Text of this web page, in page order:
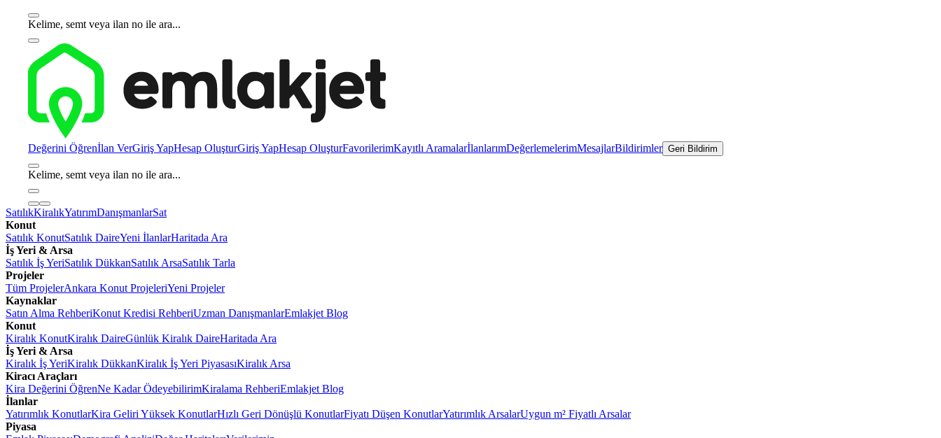
Kelime, semt veya ilan no ile ara...
Değerini Öğrenİlan VerGiriş YapHesap OluşturGiriş YapHesap OluşturFavorilerimKayıtlı AramalarİlanlarımDeğerlemelerimMesajlarBildirimler Geri Bildirim
Kelime, semt veya ilan no ile ara...
SatılıkKiralıkYatırımDanışmanlarSat
Konut
Satılık KonutSatılık DaireYeni İlanlarHaritada Ara
İş Yeri & Arsa
Satılık İş YeriSatılık DükkanSatılık ArsaSatılık Tarla
Projeler
Tüm ProjelerAnkara Konut ProjeleriYeni Projeler
Kaynaklar
Satın Alma RehberiKonut Kredisi RehberiUzman DanışmanlarEmlakjet Blog
Konut
Kiralık KonutKiralık DaireGünlük Kiralık DaireHaritada Ara
İş Yeri & Arsa
Kiralık İş YeriKiralık DükkanKiralık İş Yeri PiyasasıKiralık Arsa
Kiracı Araçları
Kira Değerini ÖğrenNe Kadar ÖdeyebilirimKiralama RehberiEmlakjet Blog
İlanlar
Yatırımlık KonutlarKira Geliri Yüksek KonutlarHızlı Geri Dönüşlü KonutlarFiyatı Düşen KonutlarYatırımlık ArsalarUygun m² Fiyatlı Arsalar
Piyasa